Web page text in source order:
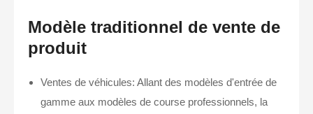
Modèle traditionnel de vente de
produit
Ventes de véhicules: Allant des modèles d'entrée de
gamme aux modèles de course professionnels, la